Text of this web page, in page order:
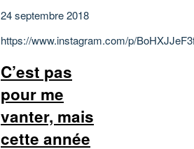
24 septembre 2018
https://www.instagram.com/p/
C’est pas
pour me
vanter, mais
cette année